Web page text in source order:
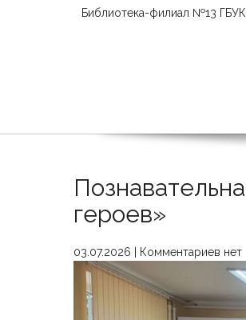
Библиотека-филиал №13
героев»
03.07.2026 Комментариев нет